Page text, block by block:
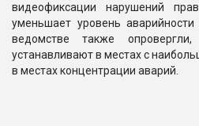
видеофиксации нарушений
уменьшает уровень
ведомстве также
устанавливают в местах с
в местах концентрации аварий.